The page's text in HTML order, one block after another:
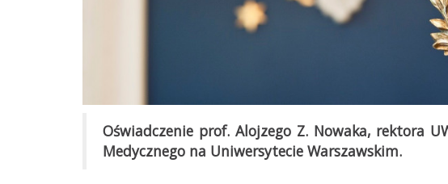
Oświadczenie prof. Alojzego Z. Nowaka, rektora
Medycznego na Uniwersytecie Warszawskim.